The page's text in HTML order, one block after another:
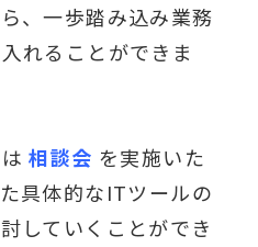
、一歩踏み込み業務
れることができま
は相談会 を実施いた
具体的なITツールの
していくことができ